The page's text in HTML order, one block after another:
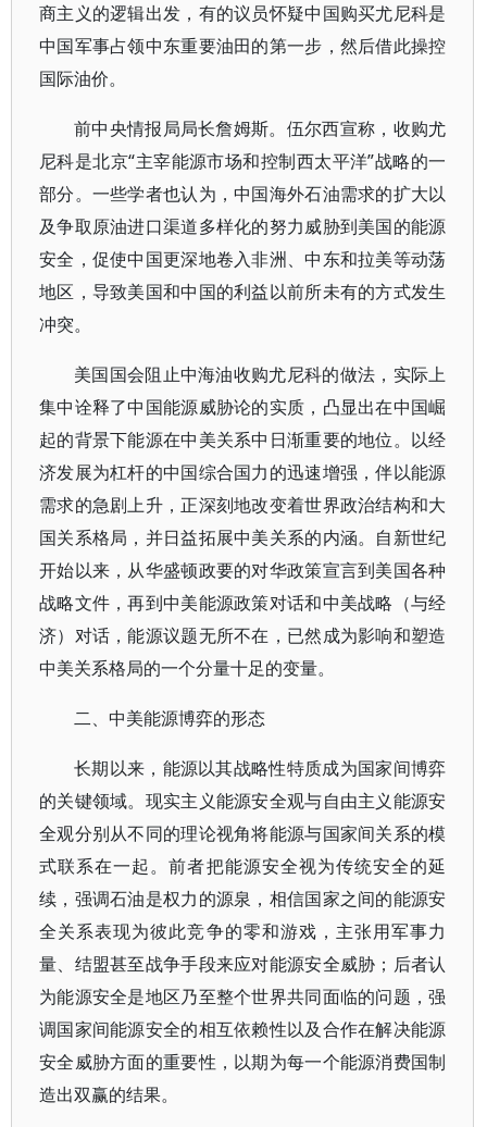
商主义的逻辑出发，有的议员怀疑中国购买尤尼科是
中国军事占领中东重要油田的第一步，然后借此操控
国际油价。
前中央情报局局长詹姆斯。伍尔西宣称，收购尤
尼科是北京“主宰能源市场和控制西太平洋”战略的一
部分。一些学者也认为，中国海外石油需求的扩大以
及争取原油进口渠道多样化的努力威胁到美国的能源
安全，促使中国更深地卷入非洲、中东和拉美等动荡
地区，导致美国和中国的利益以前所未有的方式发生
冲突。
美国国会阻止中海油收购尤尼科的做法，实际上
集中诠释了中国能源威胁论的实质，凸显出在中国崛
起的背景下能源在中美关系中日渐重要的地位。以经
济发展为杠杆的中国综合国力的迅速增强，伴以能源
需求的急剧上升，正深刻地改变着世界政治结构和大
国关系格局，并日益拓展中美关系的内涵。自新世纪
开始以来，从华盛顿政要的对华政策宣言到美国各种
战略文件，再到中美能源政策对话和中美战略（与经
济）对话，能源议题无所不在，已然成为影响和塑造
中美关系格局的一个分量十足的变量。
二、中美能源博弈的形态
长期以来，能源以其战略性特质成为国家间博弈
的关键领域。现实主义能源安全观与自由主义能源安
全观分别从不同的理论视角将能源与国家间关系的模
式联系在一起。前者把能源安全视为传统安全的延
续，强调石油是权力的源泉，相信国家之间的能源安
全关系表现为彼此竞争的零和游戏，主张用军事力
量、结盟甚至战争手段来应对能源安全威胁；后者认
为能源安全是地区乃至整个世界共同面临的问题，强
调国家间能源安全的相互依赖性以及合作在解决能源
安全威胁方面的重要性，以期为每一个能源消费国制
造出双赢的结果。